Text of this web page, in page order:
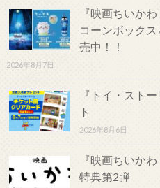
『映画ちいか
コーンボック
売中！！
2026年8月7日
『トイ・スト
ト
2026年8月6日
『映画ちいか
特典第2弾